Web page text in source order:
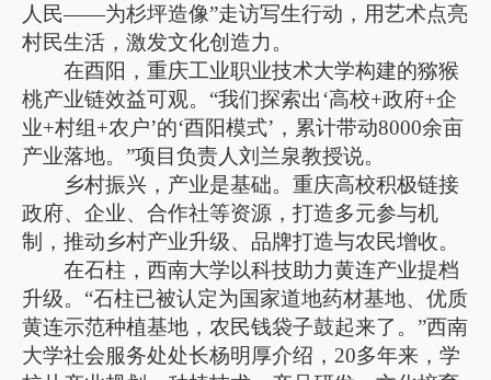
人民——为杉坪造像”走访写生行动，用艺术点亮
村民生活，激发文化创造力。
在酉阳，重庆工业职业技术大学构建的猕猴
桃产业链效益可观。“我们探索出‘高校+政府+企
业+村组+农户’的‘酉阳模式’，累计带动8000余亩
产业落地。”项目负责人刘兰泉教授说。
乡村振兴，产业是基础。重庆高校积极链接
政府、企业、合作社等资源，打造多元参与机
制，推动乡村产业升级、品牌打造与农民增收。
在石柱，西南大学以科技助力黄连产业提档
升级。“石柱已被认定为国家道地药材基地、优质
黄连示范种植基地，农民钱袋子鼓起来了。”西南
大学社会服务处处长杨明厚介绍，20多年来，学